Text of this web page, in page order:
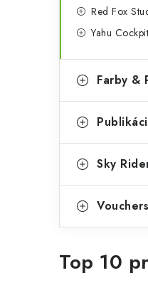
Red Fox
Yahu
Farby &
Sky
Vouchers
Top 10